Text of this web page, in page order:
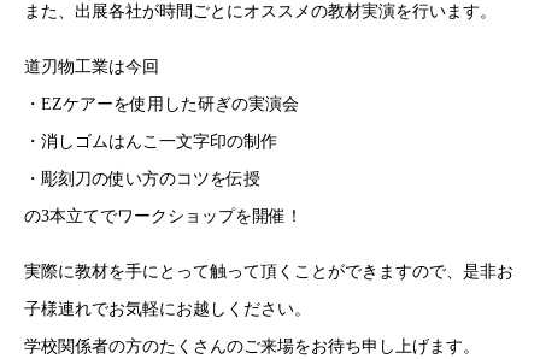
また、出展各社が時間ごとにオススメの教材実演を行います。
道刃物工業は今回
・EZケアーを使用した研ぎの実演会
・消しゴムはんこ一文字印の制作
・彫刻刀の使い方のコツを伝授
の3本立てでワークショップを開催！
実際に教材を手にとって触って頂くことができますので、是非お
子様連れでお気軽にお越しください。
学校関係者の方のたくさんのご来場をお待ち申し上げます。